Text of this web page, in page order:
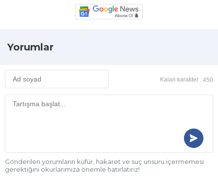
Yorumlar
Kalan karakter : 450
Gönderilen yorumların küfür, hakaret ve suç unsuru içermemesi
gerektiğini okurlarımıza önemle hatırlatırız!